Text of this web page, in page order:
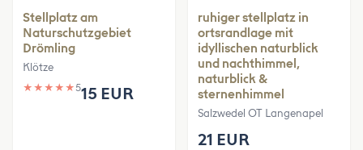
Stellplatz am
Naturschutzgebiet
Drömling
Klötze
★ ★ ★ ★ ★515 EUR
ruhiger stellplatz in
ortsrandlage mit
idyllischen naturblick
und nachthimmel,
naturblick &
sternenhimmel
Salzwedel OT Langenapel
21 EUR